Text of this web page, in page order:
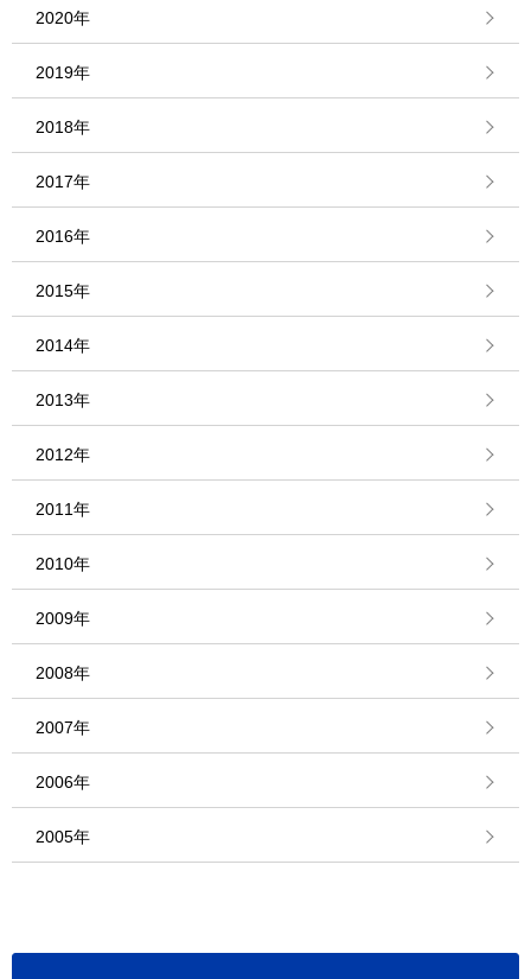
2020年
2019年
2018年
2017年
2016年
2015年
2014年
2013年
2012年
2011年
2010年
2009年
2008年
2007年
2006年
2005年